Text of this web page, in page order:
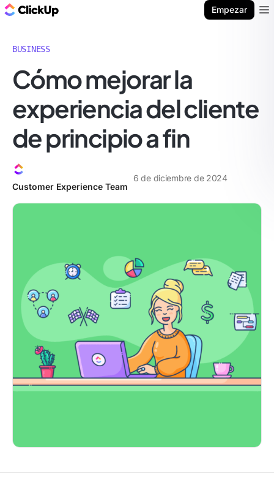
Empezar
BUSINESS
Cómo mejorar la
experiencia del cliente
de principio a fin
Customer Experience Team
6 de diciembre de 2024